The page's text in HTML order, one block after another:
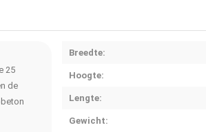
25
de
Breedte:
Hoogte:
Lengte:
Gewicht: